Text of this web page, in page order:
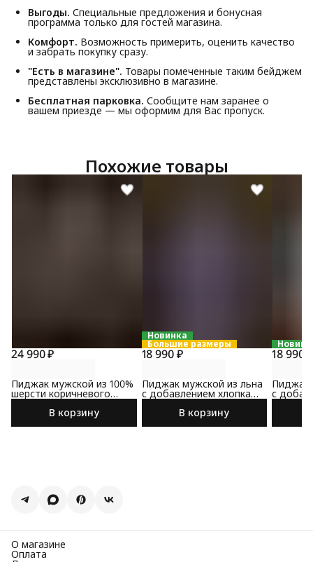
Выгоды. Специальные предложения и бонусная
программа только для гостей магазина.
Комфорт. Возможность примерить, оценить качество
и забрать покупку сразу.
"Есть в магазине". Товары помеченные таким бейджем
представлены эксклюзивно в магазине.
Бесплатная парковка. Сообщите нам заранее о
вашем приезде — мы оформим для Вас пропуск.
Похожие товары
24 990 ₽
Пиджак мужской из 100%
шерсти коричневого
В корзину
Новинка
Большие размеры
18 990 ₽
Пиджак мужской из льна
с добавлением хлопка
В корзину
18 990 ₽
Пиджак
с
О магазине
Оплата